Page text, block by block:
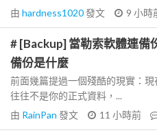
由 hardness1020發文 9 小時
# [Backup] 當勒索軟體連備
備份是什麼
前面幾篇提過一個殘酷的現實：
往往不是你的正式資料，...
由 RainPan 發文 11 小時前